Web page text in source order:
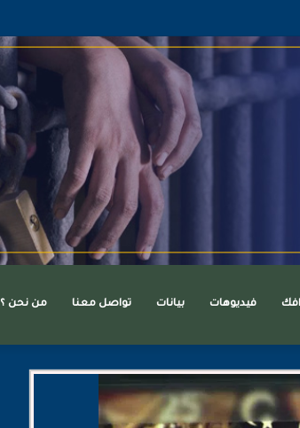
فيديوهات بيانات تواصل معنا من نحن ؟